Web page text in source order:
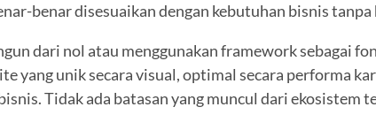
benar disesuaikan dengan kebutuhan bisnis
dari nol atau menggunakan framework sebagai
yang unik secara visual, optimal secara performa
Tidak ada batasan yang muncul dari